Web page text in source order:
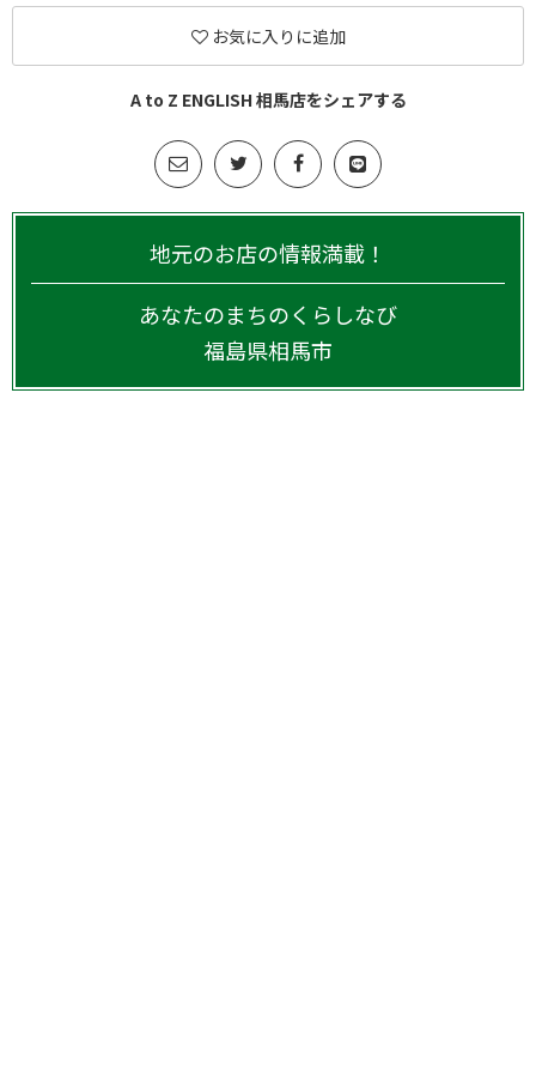
お気に入りに追加
A to Z ENGLISH 相馬店をシェアする
地元のお店の情報満載！
あなたのまちのくらしなび
福島県相馬市